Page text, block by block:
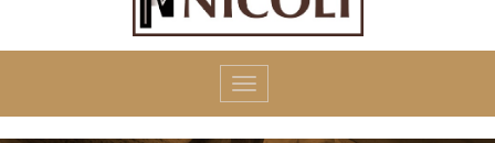
Toggle
navigation